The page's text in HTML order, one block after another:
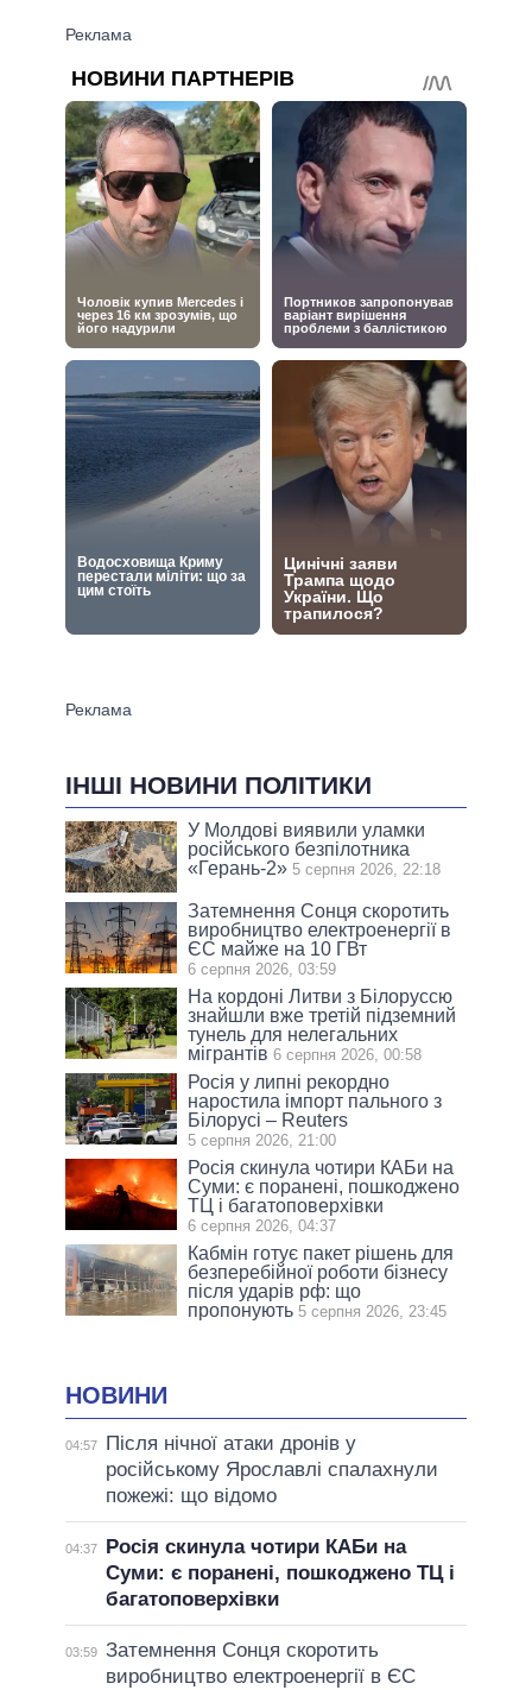
ІНШІ НОВИНИ ПОЛІТИКИ
У Молдові виявили уламки
російського безпілотника
«Герань-2» 5 серпня 2026, 22:18
Затемнення Сонця скоротить
виробництво електроенергії в
ЄС майже на 10 ГВт
6 серпня 2026, 03:59
На кордоні Литви з Білоруссю
знайшли вже третій підземний
тунель для нелегальних
мігрантів 6 серпня 2026, 00:58
Росія у липні рекордно
наростила імпорт пального з
Білорусі – Reuters
5 серпня 2026, 21:00
Росія скинула чотири КАБи на
Суми: є поранені, пошкоджено
ТЦ і багатоповерхівки
6 серпня 2026, 04:37
Кабмін готує пакет рішень для
безперебійної роботи бізнесу
після ударів рф: що
пропонують 5 серпня 2026, 23:45
НОВИНИ
04:57
Після нічної атаки дронів у
російському Ярославлі спалахнули
пожежі: що відомо
04:37
Росія скинула чотири КАБи на
Суми: є поранені, пошкоджено ТЦ і
багатоповерхівки
03:59 Затемнення Сонця скоротить
виробництво електроенергії в ЄС